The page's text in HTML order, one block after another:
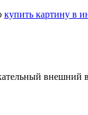
купить картину в
внешний